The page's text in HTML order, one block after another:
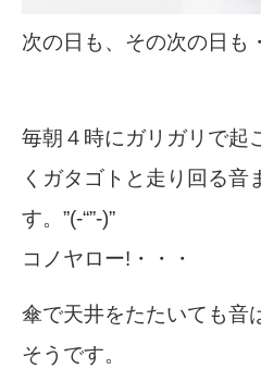
次の日も、その次の日も
毎朝４時にガリガリで起
くガタゴトと走り回る音
す。”(-“”-)”
コノヤロー!・・・
傘で天井をたたいても音
そうです。